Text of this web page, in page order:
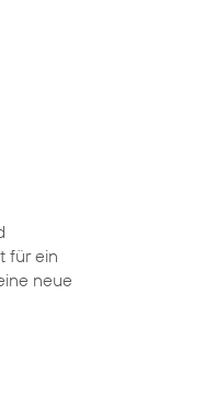
für ein
neue